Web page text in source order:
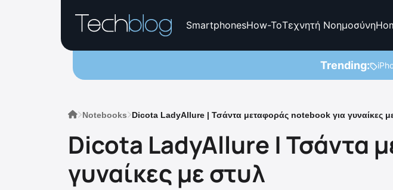
SmartphonesHow-ToΤεχνητή Νοημοσύνη
Trending:
Notebooks Dicota LadyAllure | Τσάντα μεταφοράς notebook για γυναίκες
Dicota LadyAllure | Τσάντα
γυναίκες με στυλ